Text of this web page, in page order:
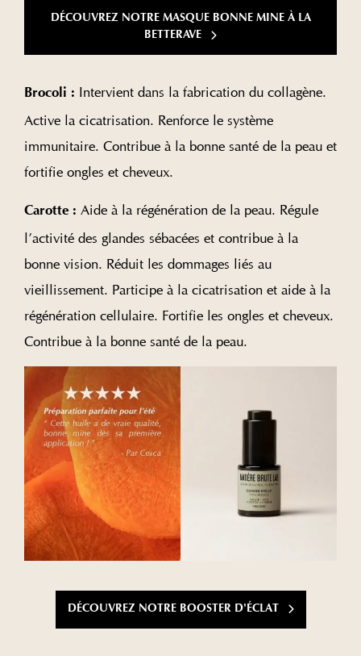
DÉCOUVREZ NOTRE MASQUE BONNE MINE À LA
BETTERAVE
Brocoli : Intervient dans la fabrication du collagène.
Active la cicatrisation. Renforce le système
immunitaire. Contribue à la bonne santé de la peau et
fortifie ongles et cheveux.
Carotte : Aide à la régénération de la peau. Régule
l’activité des glandes sébacées et contribue à la
bonne vision. Réduit les dommages liés au
vieillissement. Participe à la cicatrisation et aide à la
régénération cellulaire. Fortifie les ongles et cheveux.
Contribue à la bonne santé de la peau.
DÉCOUVREZ NOTRE BOOSTER D'ÉCLAT